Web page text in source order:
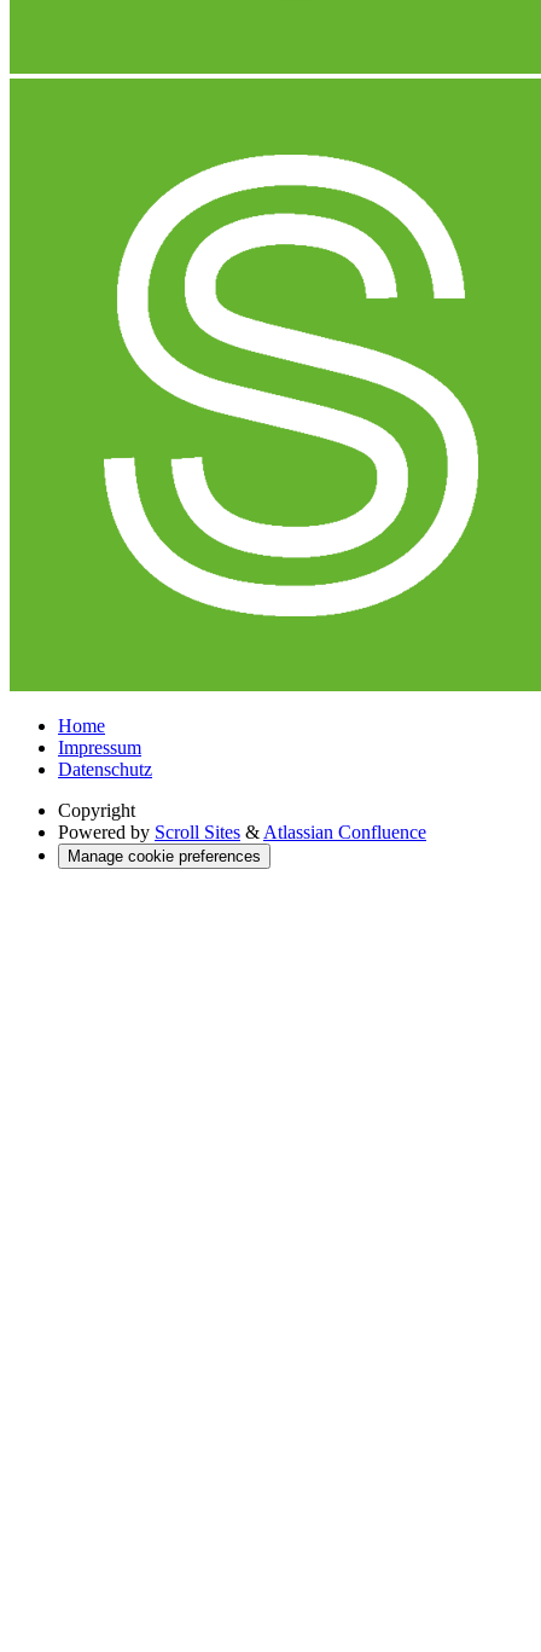
Home
Impressum
Datenschutz
Copyright
Powered by Scroll Sites & Atlassian Confluence
Manage cookie preferences